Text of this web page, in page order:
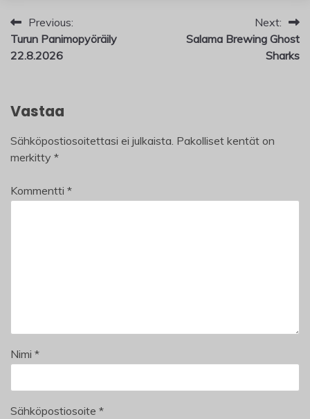
Artikkelien
selaus
Previous:
Turun Panimopyöräily
22.8.2026
Next:
Salama Brewing Ghost
Sharks
Vastaa
Sähköpostiosoitettasi ei julkaista. Pakolliset kentät on
merkitty *
Kommentti *
Nimi *
Sähköpostiosoite *